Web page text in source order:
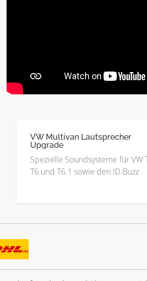
VW Multivan Lautsprecher
Upgrade
Spezielle Soundsysteme für VW
T6 und T6.1 sowie den ID.Buzz